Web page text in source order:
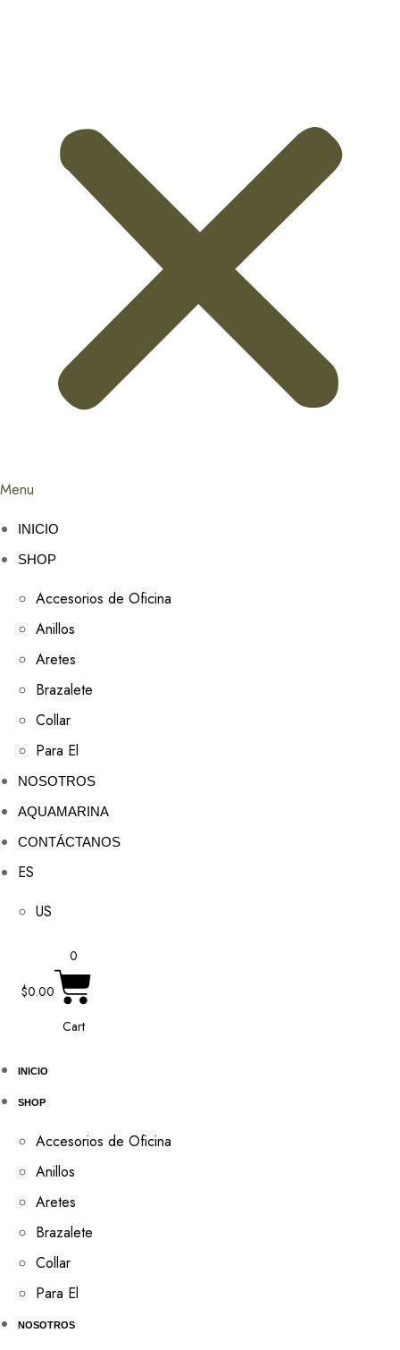
Menu
INICIO
SHOP
Accesorios de Oficina
Anillos
Aretes
Brazalete
Collar
Para El
NOSOTROS
AQUAMARINA
CONTÁCTANOS
ES
US
$0.00
0
Cart
INICIO
SHOP
Accesorios de Oficina
Anillos
Aretes
Brazalete
Collar
Para El
NOSOTROS